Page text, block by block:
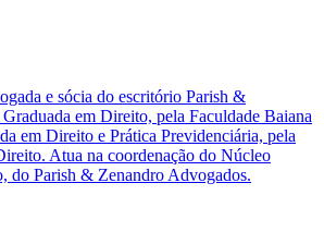
e sócia do escritório Parish &
em Direito, pela Faculdade Baiana
em Direito e Prática Previdenciária, pela
Atua na coordenação do Núcleo
do Parish & Zenandro Advogados.